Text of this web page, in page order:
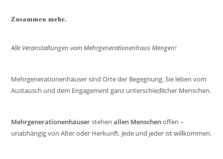
Zusammen mehr.
Alle Veranstaltungen vom Mehrgenerationenhaus Mengen!
Mehrgenerationenhäuser sind Orte der Begegnung. Sie leben vom
Austausch und dem Engagement ganz unterschiedlicher Menschen.
Mehrgenerationenhäuserstehenallen Menschenoffen –
unabhängig von Alter oder Herkunft. Jede und jeder ist willkommen.